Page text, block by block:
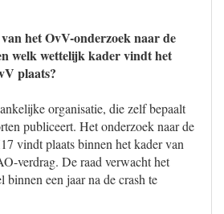
het OvV-onderzoek naar de
welk wettelijk kader vindt het
plaats?
organisatie, die zelf bepaalt
publiceert. Het onderzoek naar de
vindt plaats binnen het kader van
verdrag. De raad verwacht het
binnen een jaar na de crash te